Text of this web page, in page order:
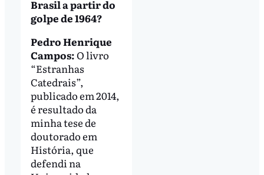
Brasil a partir do
golpe de 1964?
Pedro Henrique
Campos:O livro
“Estranhas
Catedrais”,
publicado em 2014,
é resultado da
minha tese de
doutorado em
História, que
defendi na